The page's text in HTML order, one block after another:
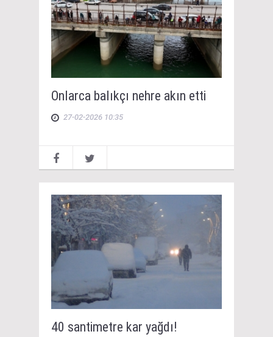
Onlarca balıkçı nehre akın etti
27-02-2026 10:35
40 santimetre kar yağdı!